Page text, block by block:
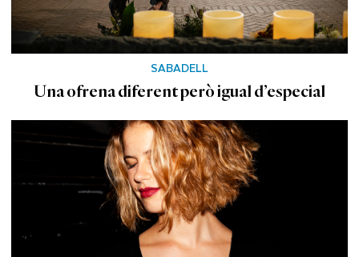
SABADELL
Una ofrena diferent però igual d’especial